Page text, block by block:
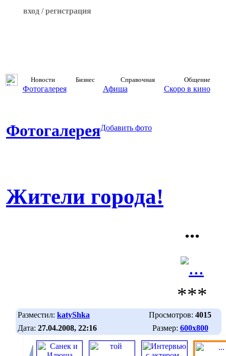
вход / регистрация
Новости Бизнес Справочная Общение
Фотогалерея Афиша Скоро в кино
ФотогалереяДобавить фото
Жители города!
...
***
Разместил: katyShka Просмотров: 4015
Дата: 27.04.2008, 22:16 Размер: 600х800